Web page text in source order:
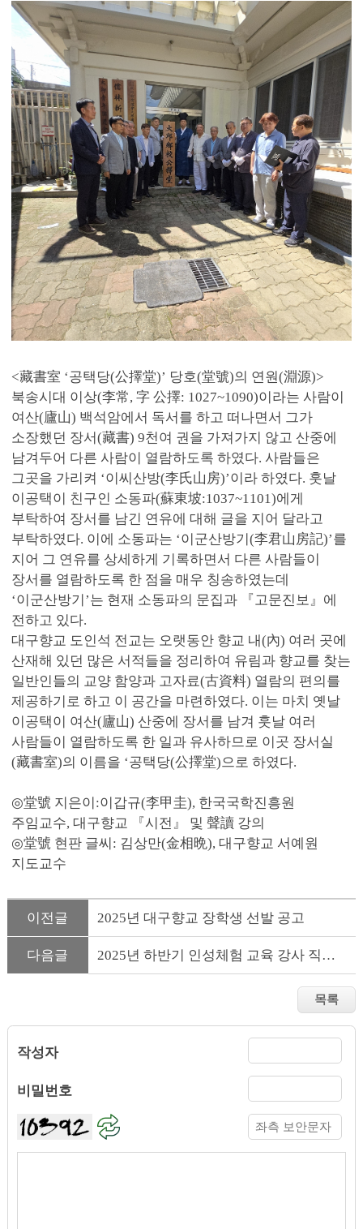
<藏書室 ‘공택당(公擇堂)’ 당호(堂號)의 연원(淵源)>
북송시대 이상(李常, 字 公擇: 1027~1090)이라는 사람이
여산(廬山) 백석암에서 독서를 하고 떠나면서 그가
소장했던 장서(藏書) 9천여 권을 가져가지 않고 산중에
남겨두어 다른 사람이 열람하도록 하였다. 사람들은
그곳을 가리켜 ‘이씨산방(李氏山房)’이라 하였다. 훗날
이공택이 친구인 소동파(蘇東坡:1037~1101)에게
부탁하여 장서를 남긴 연유에 대해 글을 지어 달라고
부탁하였다. 이에 소동파는 ‘이군산방기(李君山房記)’를
지어 그 연유를 상세하게 기록하면서 다른 사람들이
장서를 열람하도록 한 점을 매우 칭송하였는데
‘이군산방기’는 현재 소동파의 문집과 『고문진보』에
전하고 있다.
대구향교 도인석 전교는 오랫동안 향교 내(內) 여러 곳에
산재해 있던 많은 서적들을 정리하여 유림과 향교를 찾는
일반인들의 교양 함양과 고자료(古資料) 열람의 편의를
제공하기로 하고 이 공간을 마련하였다. 이는 마치 옛날
이공택이 여산(廬山) 산중에 장서를 남겨 훗날 여러
사람들이 열람하도록 한 일과 유사하므로 이곳 장서실
(藏書室)의 이름을 ‘공택당(公擇堂)으로 하였다.
◎堂號 지은이:이갑규(李甲圭), 한국국학진흥원
주임교수, 대구향교 『시전』 및 聲讀 강의
◎堂號 현판 글씨: 김상만(金相晩), 대구향교 서예원
지도교수
이전글 2025년 대구향교 장학생 선발 공고
다음글 2025년 하반기 인성체험 교육 강사 직무 연수회 개최
작성자
비밀번호